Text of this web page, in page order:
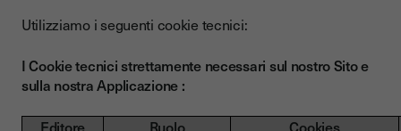
Utilizziamo i seguenti cookie tecnici:
I Cookie tecnici strettamente necessari sul nostro Sito e
sulla nostra Applicazione :
Editore
Ruolo Cookies